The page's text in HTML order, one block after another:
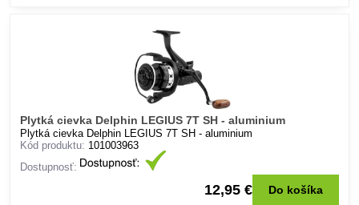
Plytká cievka Delphin LEGIUS 7T SH - aluminium
Plytká cievka Delphin LEGIUS 7T SH - aluminium
Kód produktu: 101003963
Dostupnosť:
12,95 € Do košíka